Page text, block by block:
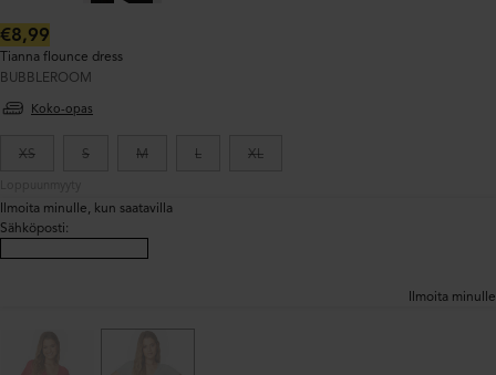
Normaalihinta:
€8,99
Tianna flounce dress
BUBBLEROOM
Koko-opas
XS S M L XL
Ilmoita minulle, kun saatavilla
Sähköposti:
Ilmoita minulle